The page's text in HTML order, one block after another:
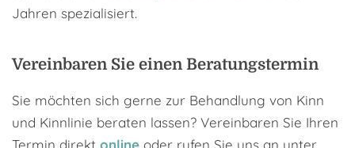
Jahren spezialisiert.
Vereinbaren Sie einen Beratungstermin
Sie möchten sich gerne zur Behandlung von Kinn
und Kinnlinie beraten lassen? Vereinbaren Sie Ihren
Termin direkt online oder rufen Sie uns an unter